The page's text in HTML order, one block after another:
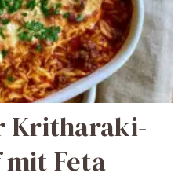
Kritharaki-
Feta